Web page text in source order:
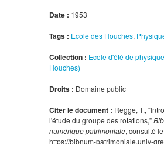
Date : 1953
Tags : Ecole des Houches,
Collection : Ecole d'été de
Houches)
Droits : Domaine public
Citer le document : Regge, T.,
l'étude du groupe des rotations,”
numérique patrimoniale, consulté
https://bibnum-patrimoniale.univ-